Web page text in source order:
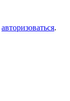
авторизоваться.